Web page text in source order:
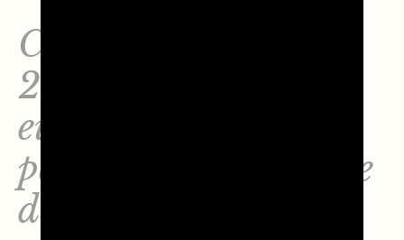
Calendario Perazza
2026: oltre 36mila
euro a sostegno della
pediatria di Treviso e
dello IOV